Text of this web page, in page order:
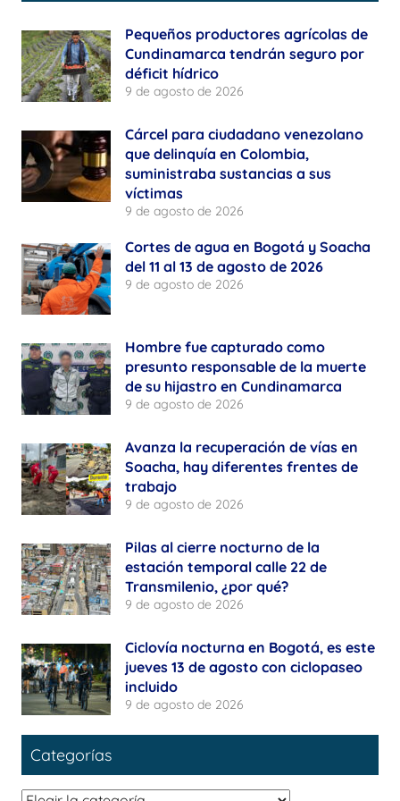
Pequeños productores agrícolas de
Cundinamarca tendrán seguro por
déficit hídrico
9 de agosto de 2026
Cárcel para ciudadano venezolano
que delinquía en Colombia,
suministraba sustancias a sus
víctimas
9 de agosto de 2026
Cortes de agua en Bogotá y Soacha
del 11 al 13 de agosto de 2026
9 de agosto de 2026
Hombre fue capturado como
presunto responsable de la muerte
de su hijastro en Cundinamarca
9 de agosto de 2026
Avanza la recuperación de vías en
Soacha, hay diferentes frentes de
trabajo
9 de agosto de 2026
Pilas al cierre nocturno de la
estación temporal calle 22 de
Transmilenio, ¿por qué?
9 de agosto de 2026
Ciclovía nocturna en Bogotá, es este
jueves 13 de agosto con ciclopaseo
incluido
9 de agosto de 2026
Categorías